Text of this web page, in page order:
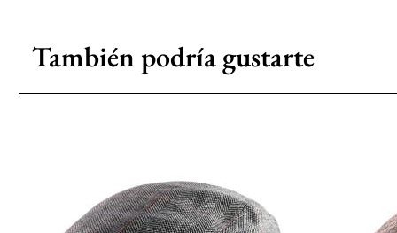
También podría gustarte